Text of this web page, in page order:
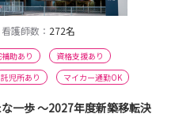
看護師数： 272名
助あり
資格支援あり
託児所あり マイカー通勤OK
一歩 ～2027年度新築移転決